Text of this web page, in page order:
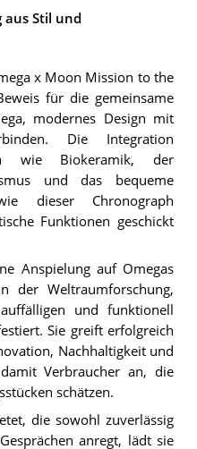
aus Stil und
x Moon Mission to the
für die gemeinsame
modernes Design mit
Die Integration
wie Biokeramik, der
und das bequeme
dieser Chronograph
Funktionen geschickt
Anspielung auf Omegas
der Weltraumforschung,
und funktionell
Sie greift erfolgreich
Nachhaltigkeit und
Verbraucher an, die
schätzen.
die sowohl zuverlässig
anregt, lädt sie